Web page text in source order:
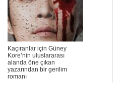
Kaçıranlar için Güney
Kore’nin uluslararası
alanda öne çıkan
yazarından bir gerilim
romanı